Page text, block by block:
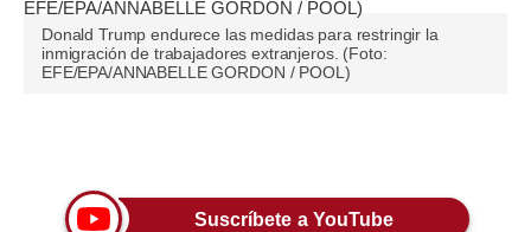
Pregunta de hoy
Blogs
Viajes
Donald Trump endurece las medidas para restringir la
inmigración de trabajadores extranjeros. (Foto:
EFE/EPA/ANNABELLE GORDON / POOL)
Suscríbete a YouTube